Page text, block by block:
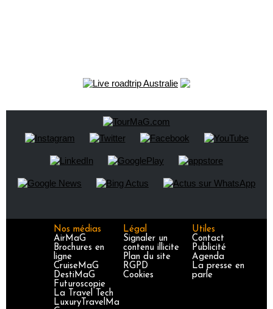
Nos médias
AirMaG
Brochures en
ligne
CruiseMaG
DestiMaG
Futuroscopie
La Travel Tech
LuxuryTravelMa
Légal
Signaler un
contenu illicite
Plan du site
RGPD
Cookies
Utiles
Contact
Publicité
Agenda
La presse en
parle